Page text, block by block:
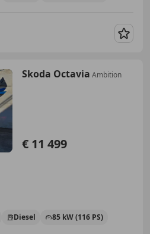
Skoda Octavia Ambition
€ 11 499
Diesel 85 kW (116 PS)